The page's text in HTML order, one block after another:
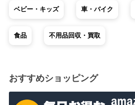
ベビー・キッズ 車・バイク
食品 不用品回収・買取
おすすめショッピング